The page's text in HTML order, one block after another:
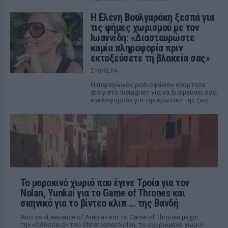
Η Ελένη Βουλγαράκη ξεσπά για
τις φήμες χωρισμού με τον
Ιωαννίδη: «Διασταυρώστε
καμία πληροφορία πριν
εκτοξεύσετε τη βλακεία σας»
ΣΉΜΕΡΑ
Η παραγωγός ραδιοφώνου ανάρτησε
story στο Instagram για να διαψεύσει όσα
κυκλοφορούν για την ερωτική της ζωή
Το μαροκινό χωριό που έγινε Τροία για τον
Nolan, Yunkai για το Game of Thrones και
σκηνικό για το βίντεο κλιπ ... της Βανδή
Από το «Lawrence of Arabia» και το Game of Thrones μέχρι
την «Οδύσσεια» του Christopher Nolan, το οχυρωμένο χωριό